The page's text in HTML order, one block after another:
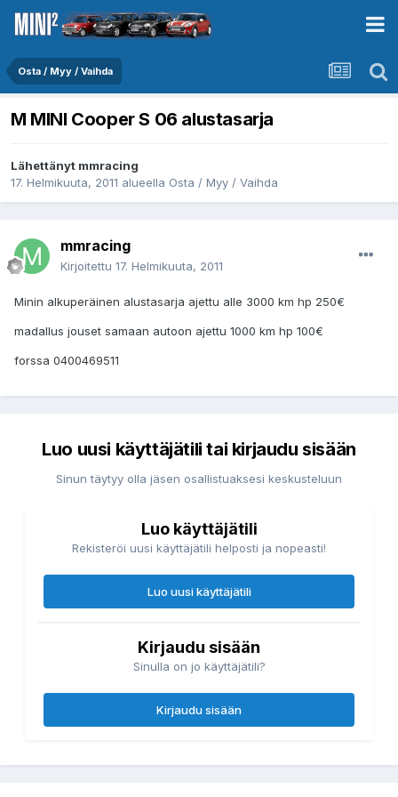
Osta / Myy / Vaihda
M MINI Cooper S 06 alustasarja
Lähettänyt mmracing
17. Helmikuuta, 2011 alueella Osta / Myy / Vaihda
mmracing
Kirjoitettu 17. Helmikuuta, 2011
Minin alkuperäinen alustasarja ajettu alle 3000 km hp 250€
madallus jouset samaan autoon ajettu 1000 km hp 100€
forssa 0400469511
Luo uusi käyttäjätili tai kirjaudu sisään
Sinun täytyy olla jäsen osallistuaksesi keskusteluun
Luo käyttäjätili
Rekisteröi uusi käyttäjätili helposti ja nopeasti!
Luo uusi käyttäjätili
Kirjaudu sisään
Sinulla on jo käyttäjätili?
Kirjaudu sisään